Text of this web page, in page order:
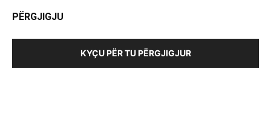
PËRGJIGJU
KYÇU PËR TU PËRGJIGJUR